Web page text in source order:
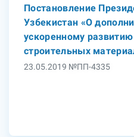
Постановление
Узбекистан «О
ускоренному
строительных
23.05.2019 №ПП-4335